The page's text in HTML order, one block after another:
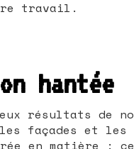
travail.
hantée
résultats de
les façades et